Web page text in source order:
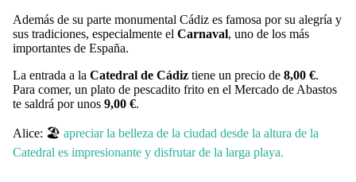
Además de su parte monumental Cádiz es famosa por su alegría y
sus tradiciones, especialmente el Carnaval, uno de los más
importantes de España.
La entrada a la Catedral de Cádiz tiene un precio de 8,00 €.
Para comer, un plato de pescadito frito en el Mercado de Abastos
te saldrá por unos 9,00 €.
Alice: 🏖️ apreciar la belleza de la ciudad desde la altura de la
Catedral es impresionante y disfrutar de la larga playa.